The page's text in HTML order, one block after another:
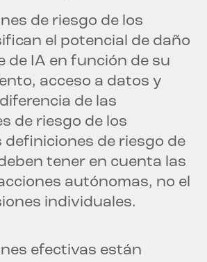
de riesgo de los
el potencial de daño
de IA en función de su
acceso a datos y
de las
de riesgo de los
definiciones de riesgo de
tener en cuenta las
autónomas, no el
individuales.
efectivas están